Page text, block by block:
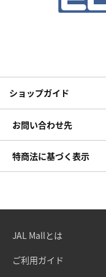
ショップガイド
お問い合わせ先
特商法に基づく表示
JAL Mallとは
ご利用ガイド